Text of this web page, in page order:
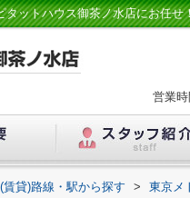
ットハウス御茶ノ水店にお任せ
営業
(賃貸)路線・駅から探す > 東京メ